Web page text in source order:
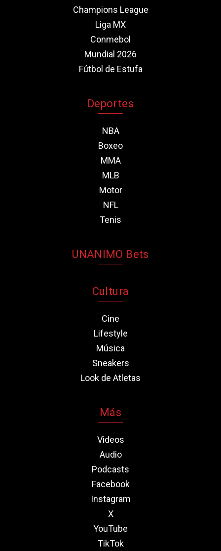
Champions League
Liga MX
Conmebol
Mundial 2026
Fútbol de Estufa
Deportes
NBA
Boxeo
MMA
MLB
Motor
NFL
Tenis
UNANIMO Bets
Cultura
Cine
Lifestyle
Música
Sneakers
Look de Atletas
Más
Videos
Audio
Podcasts
Facebook
Instagram
X
YouTube
TikTok